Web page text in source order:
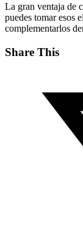
La gran ventaja de
puedes tomar esos
complementarlos
Share This